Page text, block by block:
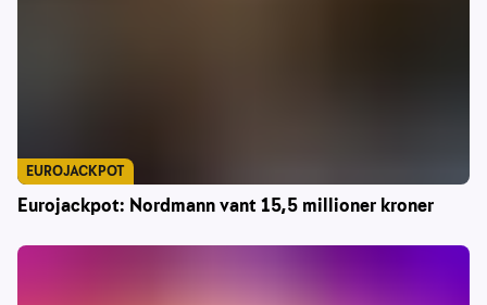
Eurojackpot: Nordmann vant 15,5 millioner kroner
EUROJACKPOT